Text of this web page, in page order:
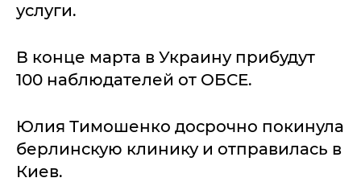
услуги.
В конце марта в Украину прибудут
100 наблюдателей от ОБСЕ.
Юлия Тимошенко досрочно покинула
берлинскую клинику и отправилась в
Киев.